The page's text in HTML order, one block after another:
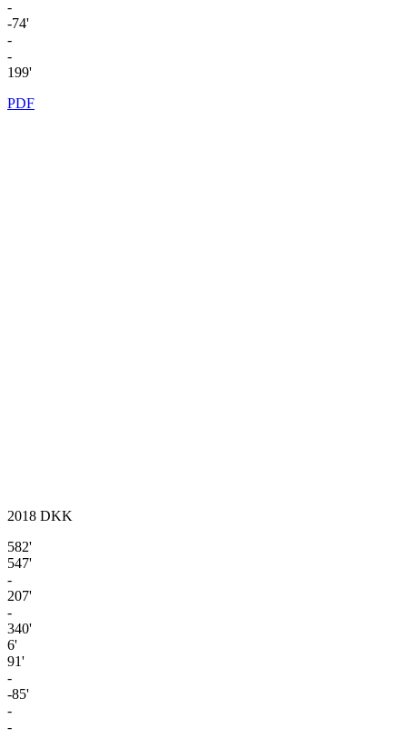
-
-74'
-
-
199'
PDF
2018 DKK
582'
547'
-
207'
-
340'
6'
91'
-
-85'
-
-